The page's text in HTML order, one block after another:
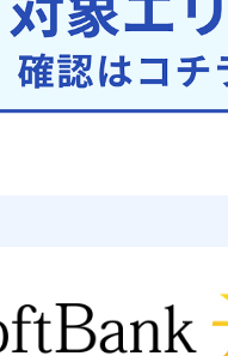
家電商品の税込金額から値
に限ります。
適用をされている場合は対
の適用となります。
のご購入は同一店舗に限りま
プの一部店舗では実施して
は別途月額料金が発生いた
す。